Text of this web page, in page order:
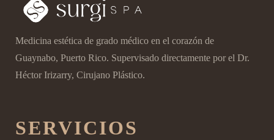
Medicina estética de grado médico en el corazón de
Guaynabo, Puerto Rico. Supervisado directamente por el Dr.
Héctor Irizarry, Cirujano Plástico.
SERVICIOS